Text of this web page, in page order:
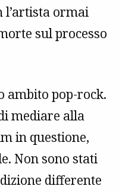
ormai
sul processo
ambito pop-rock.
mediare alla
in questione,
Non sono stati
differente